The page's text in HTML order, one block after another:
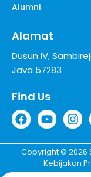
Alumni
Alamat
Dusun IV,
Java 57283
Find Us
Copyright © 2026
Kebijakan